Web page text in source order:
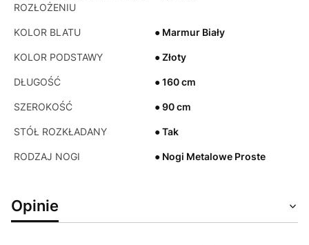
ROZŁOŻENIU
KOLOR BLATU ● Marmur Biały
KOLOR PODSTAWY ● Złoty
DŁUGOŚĆ ● 160 cm
SZEROKOŚĆ ● 90 cm
STÓŁ ROZKŁADANY ● Tak
RODZAJ NOGI ● Nogi Metalowe Proste
Opinie